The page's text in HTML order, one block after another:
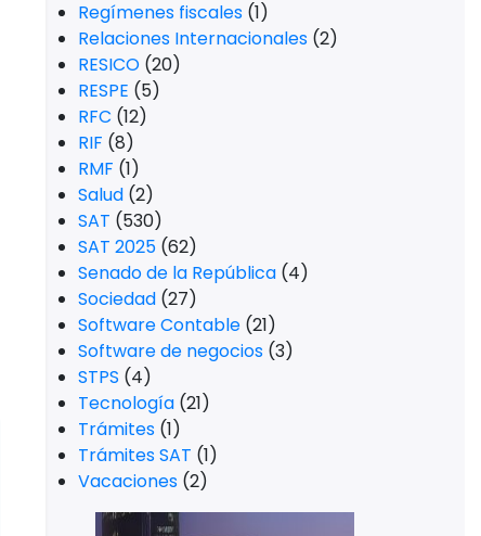
Regímenes fiscales (1)
Relaciones Internacionales (2)
RESICO (20)
RESPE (5)
RFC (12)
RIF (8)
RMF (1)
Salud (2)
SAT (530)
SAT 2025 (62)
Senado de la República (4)
Sociedad (27)
Software Contable (21)
Software de negocios (3)
STPS (4)
Tecnología (21)
Trámites (1)
Trámites SAT (1)
Vacaciones (2)